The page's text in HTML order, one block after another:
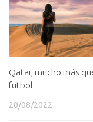
Qatar, mucho más
futbol
20/08/2022